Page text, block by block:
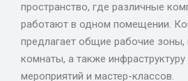
пространство, где различные
работают в одном помещении.
предлагает общие рабочие зоны,
комнаты, а также
мероприятий и мастер-классов.